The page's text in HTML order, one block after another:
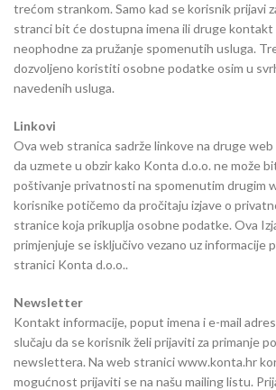
trećom strankom. Samo kad se korisnik prijavi
stranci bit će dostupna imena ili druge kontakt
neophodne za pružanje spomenutih usluga.
dozvoljeno koristiti osobne podatke osim u
navedenih usluga.
Linkovi
Ova web stranica sadrže linkove na druge
da uzmete u obzir kako Konta d.o.o. ne može
poštivanje privatnosti na spomenutim drugim
korisnike potičemo da pročitaju izjave o
stranice koja prikuplja osobne podatke. Ova
primjenjuje se isključivo vezano uz informacije
stranici Konta d.o.o..
Newsletter
Kontakt informacije, poput imena i e-mail
slučaju da se korisnik želi prijaviti za primanje
newslettera. Na web stranici www.konta.hr
mogućnost prijaviti se na našu mailing listu.